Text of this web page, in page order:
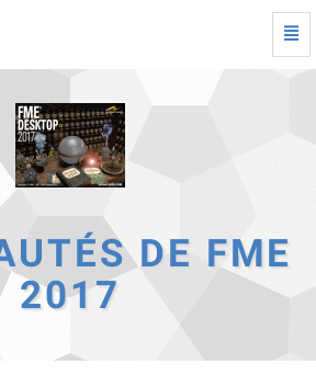
DE FME
2017